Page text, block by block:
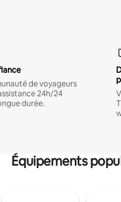
de voyageurs
24h/24
durée.
Équipements